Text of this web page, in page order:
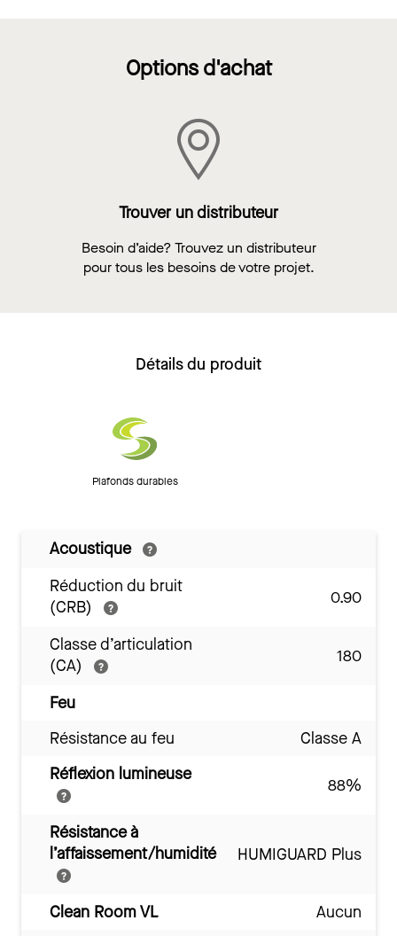
Options d'achat
Trouver un distributeur
Besoin d’aide? Trouvez un distributeur
pour tous les besoins de votre projet.
Détails du produit
Plafonds durables
Acoustique
Réduction du bruit
(CRB)
0.90
Classe d’articulation
(CA)
180
Feu
Résistance au feu
Classe A
Réflexion lumineuse
88%
Résistance à
l’affaissement/humidité
HUMIGUARD Plus
Clean Room VL
Aucun